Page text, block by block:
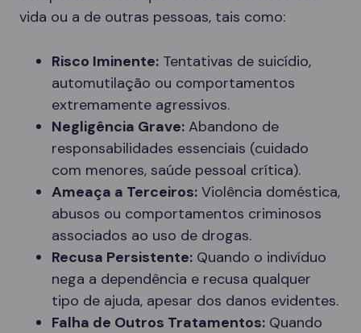
vida ou a de outras pessoas, tais como:
Risco Iminente: Tentativas de suicídio,
automutilação ou comportamentos
extremamente agressivos.
Negligência Grave: Abandono de
responsabilidades essenciais (cuidado
com menores, saúde pessoal crítica).
Ameaça a Terceiros: Violência doméstica,
abusos ou comportamentos criminosos
associados ao uso de drogas.
Recusa Persistente: Quando o indivíduo
nega a dependência e recusa qualquer
tipo de ajuda, apesar dos danos evidentes.
Falha de Outros Tratamentos: Quando